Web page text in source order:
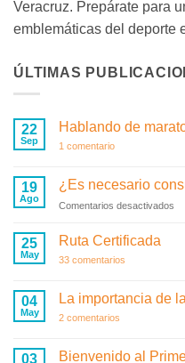
Veracruz. Prepárate para
emblemáticas del deporte
ÚLTIMAS
22
Sep
Hablando de
1 comentarioen
maratones
y
otras
19
Ago
¿Es necesario
Comentarios desactivados
25
May
Ruta Certificada
33 comentarios
04
May
La importancia de
2 comentarios
de
03 Bienvenido al